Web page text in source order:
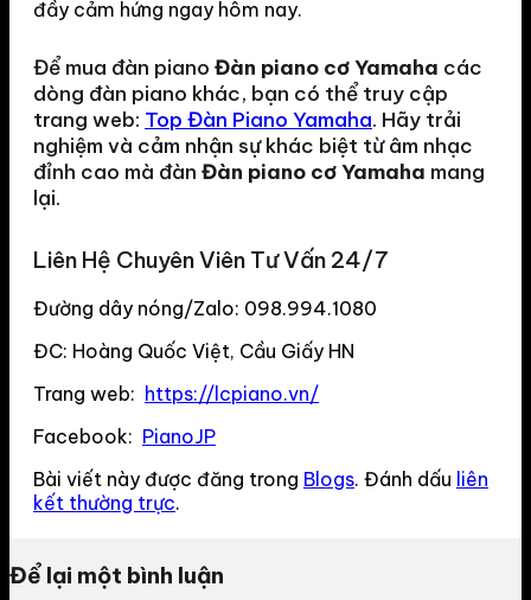
đầy cảm hứng ngay hôm nay.
Để mua đàn piano Đàn piano cơ Yamaha các
dòng đàn piano khác, bạn có thể truy cập
trang web: Top Đàn Piano Yamaha. Hãy trải
nghiệm và cảm nhận sự khác biệt từ âm nhạc
đỉnh cao mà đàn Đàn piano cơ Yamaha mang
lại.
Liên Hệ Chuyên Viên Tư Vấn 24/7
Đường dây nóng/Zalo: 098.994.1080
ĐC: Hoàng Quốc Việt, Cầu Giấy HN
Trang web: https://lcpiano.vn/
Facebook: PianoJP
Bài viết này được đăng trong Blogs. Đánh dấu liên
kết thường trực.
Để lại một bình luận